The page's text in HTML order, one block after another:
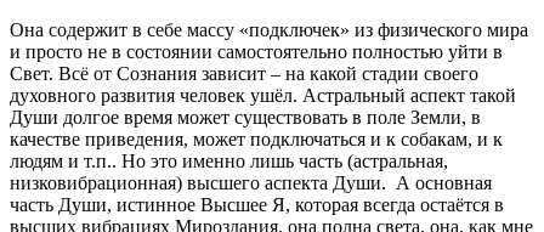
Она содержит в себе массу «подключек» из физического мира
и просто не в состоянии самостоятельно полностью уйти в
Свет. Всё от Сознания зависит – на какой стадии своего
духовного развития человек ушёл. Астральный аспект такой
Души долгое время может существовать в поле Земли, в
качестве приведения, может подключаться и к собакам, и к
людям и т.п.. Но это именно лишь часть (астральная,
низковибрационная) высшего аспекта Души. А основная
часть Души, истинное Высшее Я, которая всегда остаётся в
высших вибрациях Мироздания, она полна света, она, как мне